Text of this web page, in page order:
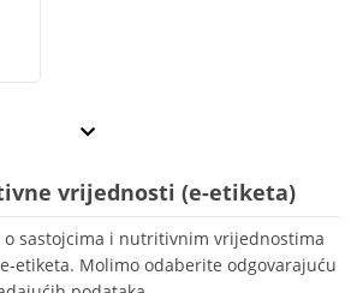
vrijednosti (e-etiketa)
sastojcima i nutritivnim vrijednostima
etiketa. Molimo odaberite odgovarajuću